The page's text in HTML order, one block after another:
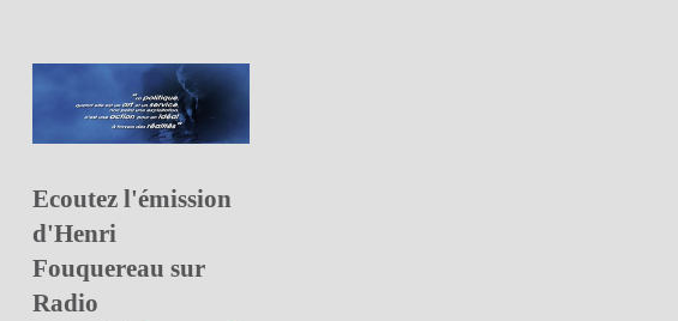
Ecoutez l'émission
d'Henri
Fouquereau sur
Radio